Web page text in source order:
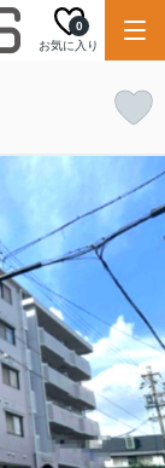
お気に入り
0